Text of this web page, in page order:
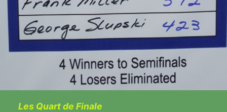
Les Quart de Finale